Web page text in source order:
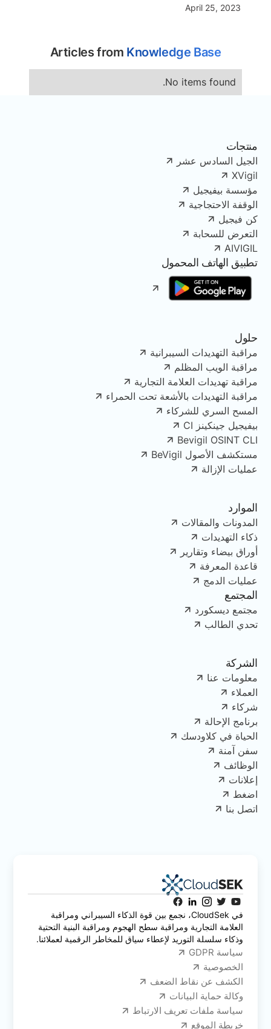
April 25, 2023
Articles from Knowledge Base
No items found.
منتجات
الجيل السادس عشر
XVigil
مؤسسة بيفيجيل
الوقفة الاحتجاجية
كن فيجيل
التعرض للسحابة
AIVIGIL
تطبيق الهاتف المحمول
حلول
مراقبة التهديدات السيبرانية
مراقبة الويب المظلم
مراقبة تهديدات العلامة التجارية
مراقبة التهديدات بالأشعة تحت الحمراء
المسح السري للشركاء
بيفيجيل جينكينز CI
Bevigil OSINT CLI
مستكشف الأصول BeVigil
عمليات الإزالة
الموارد
المدونات والمقالات
ذكاء التهديدات
أوراق بيضاء وتقارير
قاعدة المعرفة
عمليات الدمج
المجتمع
مجتمع ديسكورد
تحدي الطالب
الشركة
معلومات عنا
العملاء
شركاء
برنامج الإحالة
الحياة في كلاودسك
سفن آمنة
الوظائف
إعلانات
اضغط
اتصل بنا
في CloudSek، نجمع بين قوة الذكاء السيبراني ومراقبة
العلامة التجارية ومراقبة سطح الهجوم ومراقبة البنية التحتية
وذكاء سلسلة التوريد لإعطاء سياق للمخاطر الرقمية لعملائنا.
سياسة GDPR
الخصوصية
الكشف عن نقاط الضعف
وكالة حماية البيانات
سياسة ملفات تعريف الارتباط
خريطة الموقع